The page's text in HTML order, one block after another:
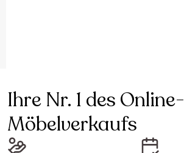
Ihre Nr. 1 des Online-
Möbelverkaufs